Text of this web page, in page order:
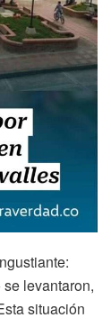
levantaron,
situación